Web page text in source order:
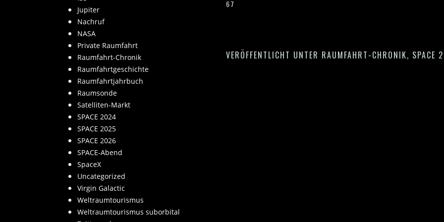
67
VERÖFFENTLICHT UNTER RAUMFAHRT-CHRONIK, SPACE
Jupiter
Nachruf
NASA
Private Raumfahrt
Raumfahrt-Chronik
Raumfahrtgeschichte
Raumfahrtjahrbuch
Raumsonde
Satelliten-Markt
SPACE 2024
SPACE 2025
SPACE 2026
SPACE-Abend
SpaceX
Uncategorized
Virgin Galactic
Weltraumtourismus
Weltraumtourismus suborbital